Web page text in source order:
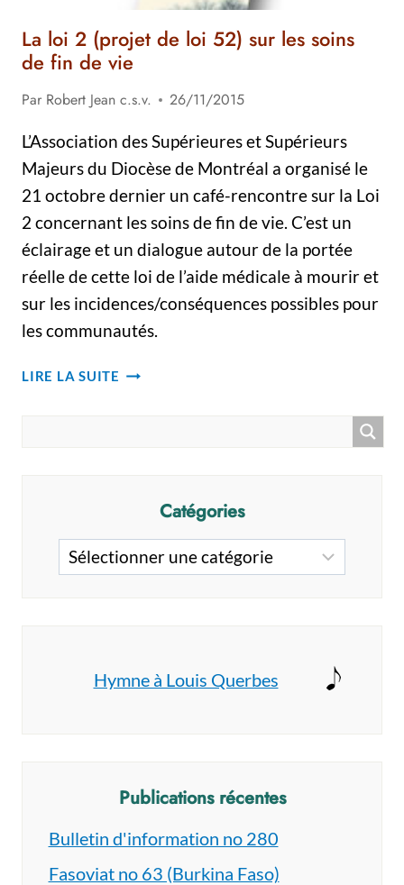
La loi 2 (projet de loi 52) sur les soins
de fin de vie
Par Robert Jean c.s.v.
26/11/2015
L’Association des Supérieures et Supérieurs
Majeurs du Diocèse de Montréal a organisé le
21 octobre dernier un café-rencontre sur la Loi
2 concernant les soins de fin de vie. C’est un
éclairage et un dialogue autour de la portée
réelle de cette loi de l’aide médicale à mourir et
sur les incidences/conséquences possibles pour
les communautés.
LIRE LA SUITE LA
LES
SOINS
Catégories
Catégories
Hymne à Louis Querbes
Publications récentes
Bulletin d'information no 280
Fasoviat no 63 (Burkina Faso)